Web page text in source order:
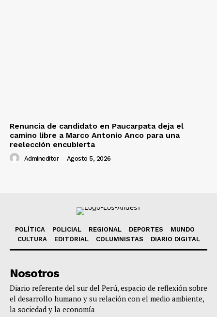
Renuncia de candidato en Paucarpata deja el
camino libre a Marco Antonio Anco para una
reelección encubierta
Admineditor - Agosto 5, 2026
POLÍTICA POLICIAL REGIONAL DEPORTES
MUNDO
CULTURA
EDITORIAL COLUMNISTAS DIARIO DIGITAL
Nosotros
Diario referente del sur del Perú, espacio de reflexión sobre
el desarrollo humano y su relación con el medio ambiente,
la sociedad y la economía